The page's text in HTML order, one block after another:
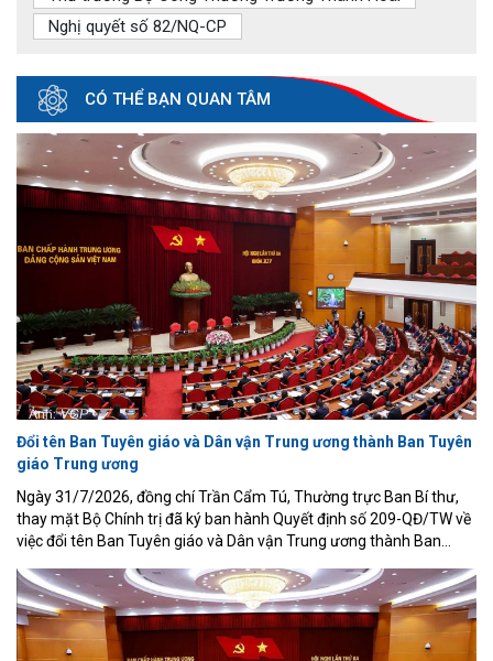
Nghị quyết số 82/NQ-CP
CÓ THỂ BẠN QUAN TÂM
Đổi tên Ban Tuyên giáo và Dân vận Trung ương thành Ban Tuyên
giáo Trung ương
Ngày 31/7/2026, đồng chí Trần Cẩm Tú, Thường trực Ban Bí thư,
thay mặt Bộ Chính trị đã ký ban hành Quyết định số 209-QĐ/TW về
việc đổi tên Ban Tuyên giáo và Dân vận Trung ương thành Ban